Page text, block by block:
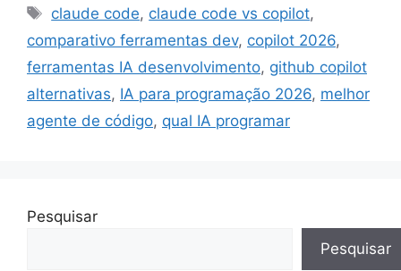
Tags
claude code, claude code vs copilot,
comparativo ferramentas dev, copilot 2026,
ferramentas IA desenvolvimento, github copilot
alternativas, IA para programação 2026, melhor
agente de código, qual IA programar
Pesquisar
Pesquisar